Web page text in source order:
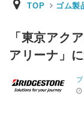
TOP ゴム製
「東京アク
アリーナ」